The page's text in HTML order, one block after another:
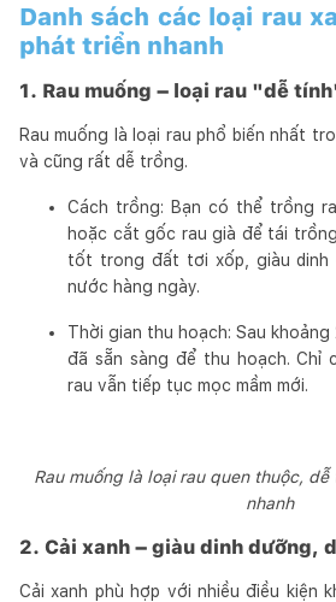
Danh sách các loại rau
phát triển nhanh
1. Rau muống – loại rau "dễ
Rau muống là loại rau phổ biến nhất
và cũng rất dễ trồng.
Cách trồng: Bạn có thể trồng
hoặc cắt gốc rau già để tái
tốt trong đất tơi xốp, giàu dinh
nước hàng ngày.
Thời gian thu hoạch: Sau
đã sẵn sàng để thu hoạch. Chỉ
rau vẫn tiếp tục mọc mầm mới.
Rau muống là loại rau quen thuộc,
nhanh
2. Cải xanh – giàu dinh dưỡng,
Cải xanh phù hợp với nhiều điều kiện